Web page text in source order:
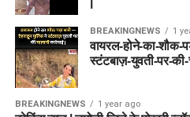
BREAKINGNEWS 1
वायरल-होने-का-शौक-
स्टंटबाज़-युवती-पर-की-
BREAKINGNEWS 1 year ago